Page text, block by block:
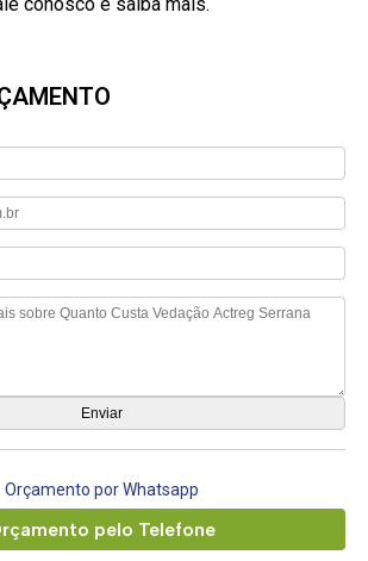
conosco e saiba mais.
Orçamento por Whatsapp
pelo Telefone